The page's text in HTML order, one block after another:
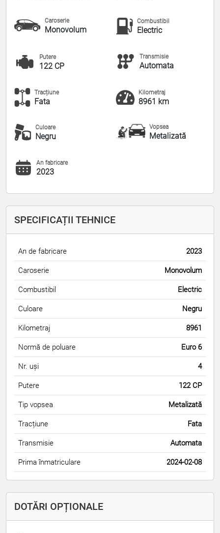
Caroserie
Monovolum
Combustibil
Electric
Putere
122 CP
Transmisie
Automata
Tracțiune
Fata
Kilometraj
8961 km
Culoare
Negru
Vopsea
Metalizată
An fabricare
2023
SPECIFICAȚII TEHNICE
An de fabricare 2023
Caroserie Monovolum
Combustibil Electric
Culoare Negru
Kilometraj 8961
Normă de poluare Euro 6
Nr. uși 4
Putere 122 CP
Tip vopsea Metalizată
Tracțiune Fata
Transmisie Automata
Prima înmatriculare 2024-02-08
DOTĂRI OPȚIONALE